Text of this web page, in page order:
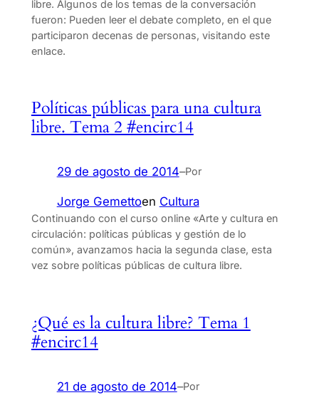
libre. Algunos de los temas de la conversación
fueron: Pueden leer el debate completo, en el que
participaron decenas de personas, visitando este
enlace.
Políticas públicas para una cultura
libre. Tema 2 #encirc14
29 de agosto de 2014–Por
Jorge Gemettoen Cultura
Continuando con el curso online «Arte y cultura en
circulación: políticas públicas y gestión de lo
común», avanzamos hacia la segunda clase, esta
vez sobre políticas públicas de cultura libre.
¿Qué es la cultura libre? Tema 1
#encirc14
21 de agosto de 2014–Por